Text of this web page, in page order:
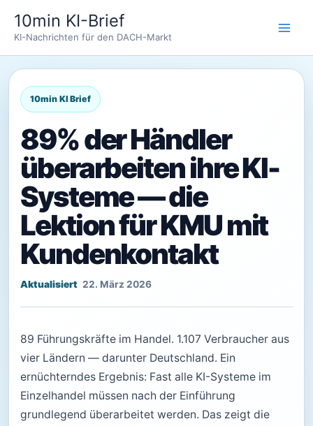
Inhalt
springen
10min KI-Brief
KI-Nachrichten für den DACH-Markt
89% der Händler
überarbeiten ihre KI-
Systeme — die
Lektion für KMU mit
Kundenkontakt
22. März 2026
89 Führungskräfte im Handel. 1.107 Verbraucher aus
vier Ländern — darunter Deutschland. Ein
ernüchterndes Ergebnis: Fast alle KI-Systeme im
Einzelhandel müssen nach der Einführung
grundlegend überarbeitet werden. Das zeigt die